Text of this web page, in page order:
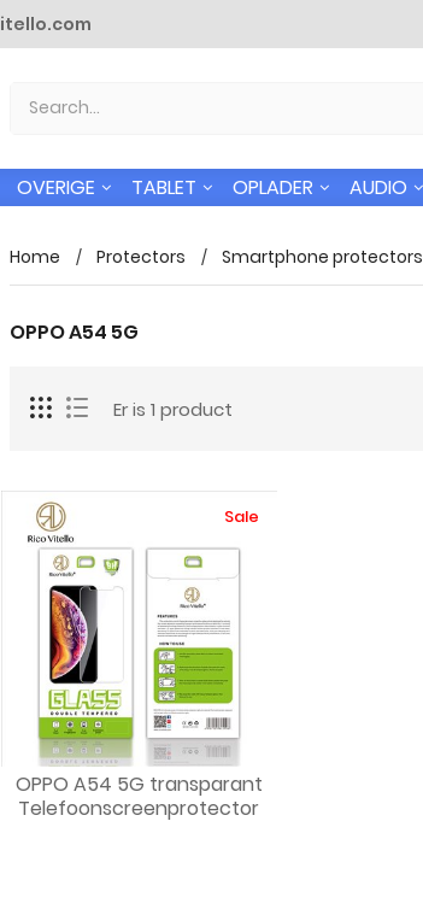
OVERIGE TABLET OPLADER AUDIO
Gratis verzending
Home Protectors Smartphone protectors
OPPO A54 5G
Er is 1 product
Sale
OPPO A54 5G transparant
Telefoonscreenprotector